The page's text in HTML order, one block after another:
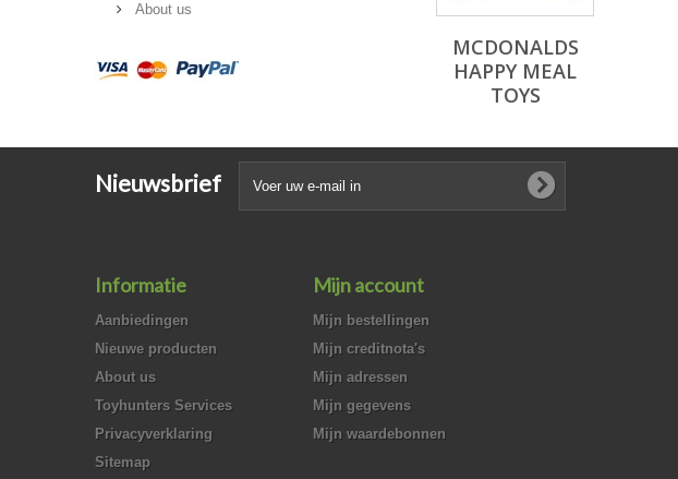
About us
MCDONALDS
HAPPY MEAL
TOYS
Nieuwsbrief
Informatie
Aanbiedingen
Nieuwe producten
About us
Toyhunters Services
Privacyverklaring
Sitemap
Mijn account
Mijn bestellingen
Mijn creditnota's
Mijn adressen
Mijn gegevens
Mijn waardebonnen